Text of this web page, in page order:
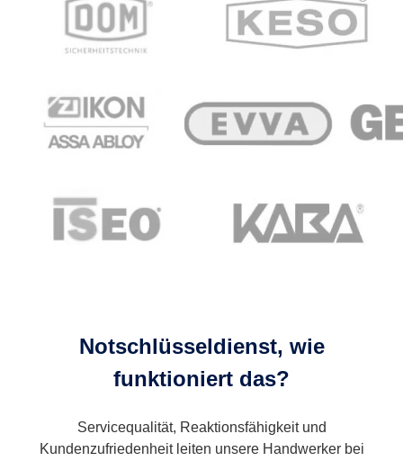
Notschlüsseldienst, wie
funktioniert das?
Servicequalität, Reaktionsfähigkeit und
Kundenzufriedenheit leiten unsere Handwerker bei